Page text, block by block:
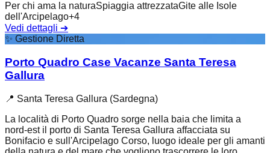
Per chi ama la naturaSpiaggia attrezzataGite alle Isole
dell'Arcipelago+4
Vedi dettagli ➔
✨ Gestione Diretta
Porto Quadro Case Vacanze Santa Teresa
Gallura
📍 Santa Teresa Gallura (Sardegna)
La località di Porto Quadro sorge nella baia che limita a
nord-est il porto di Santa Teresa Gallura affacciata su
Bonifacio e sull'Arcipelago Corso, luogo ideale per gli amanti